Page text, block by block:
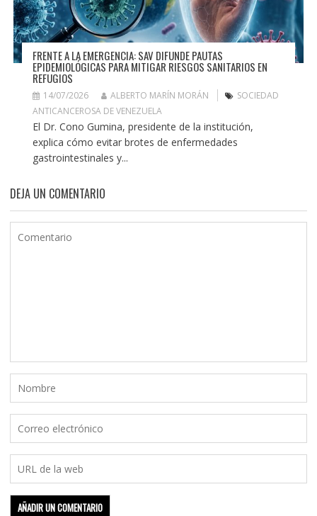
FRENTE A LA EMERGENCIA: SAV DIFUNDE PAUTAS
EPIDEMIOLÓGICAS PARA MITIGAR RIESGOS SANITARIOS EN
REFUGIOS
14/07/2026 ALBERTO MARÍN MORÁN
SOCIEDAD
ANTICANCEROSA DE VENEZUELA
El Dr. Cono Gumina, presidente de la institución,
explica cómo evitar brotes de enfermedades
gastrointestinales y...
DEJA UN COMENTARIO